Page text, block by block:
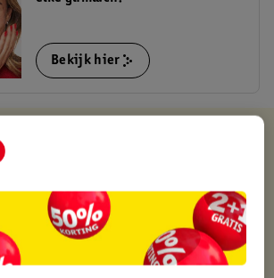
Bekijk hier
voordelig
22:00 uur besteld, volgende dag in huis
vanaf 50.00
binnen 30 dagen
je Kruidvat kaart